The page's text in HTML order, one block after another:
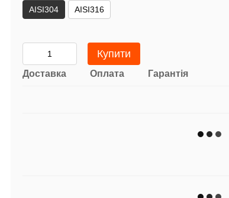
AISI304 AISI316
Купити
Доставка Оплата Гарантія